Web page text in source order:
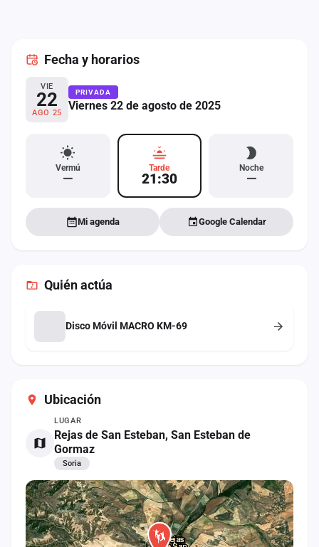
Ubicación
LUGAR
Rejas de San Esteban, San Esteban de
Gormaz
Soria
Fecha y horarios
VIE
22
AGO 25
PRIVADA
Viernes 22 de agosto de 2025
Vermú
—
Tarde
21:30
Noche
—
Mi agenda Google Calendar
Quién actúa
Disco Móvil MACRO KM-69